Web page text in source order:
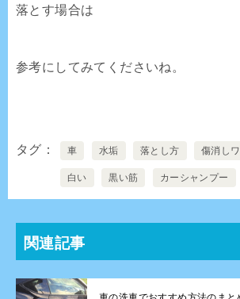
落とす場合は
参考にしてみてくださいね。
タグ 車 水垢 落とし方 傷消し
白い 黒い筋 カーシャンプー
関連記事